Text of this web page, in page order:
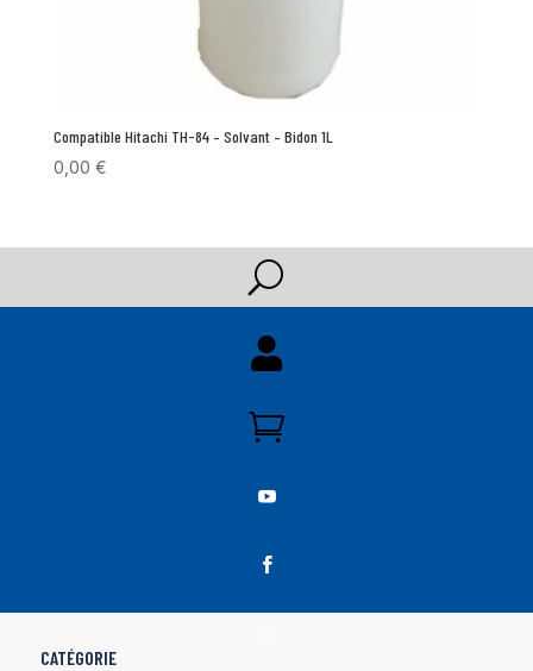
Compatible Hitachi TH-84 – Solvant – Bidon 1L
0,00 €
U




CATÉGORIE